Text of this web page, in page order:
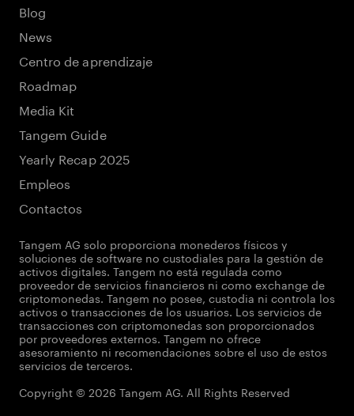
Blog
News
Centro de aprendizaje
Roadmap
Media Kit
Tangem Guide
Yearly Recap 2025
Empleos
Contactos
Tangem AG solo proporciona monederos físicos y
soluciones de software no custodiales para la gestión de
activos digitales. Tangem no está regulada como
proveedor de servicios financieros ni como exchange de
criptomonedas. Tangem no posee, custodia ni controla los
activos o transacciones de los usuarios. Los servicios de
transacciones con criptomonedas son proporcionados
por proveedores externos. Tangem no ofrece
asesoramiento ni recomendaciones sobre el uso de estos
servicios de terceros.